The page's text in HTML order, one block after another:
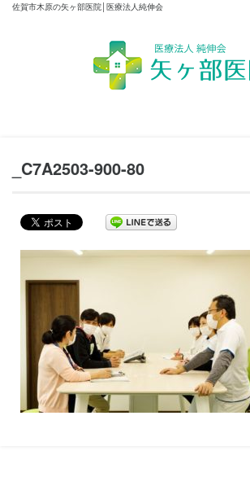
佐賀市木原の矢ヶ部医院│医療法人純伸会
_C7A2503-900-80